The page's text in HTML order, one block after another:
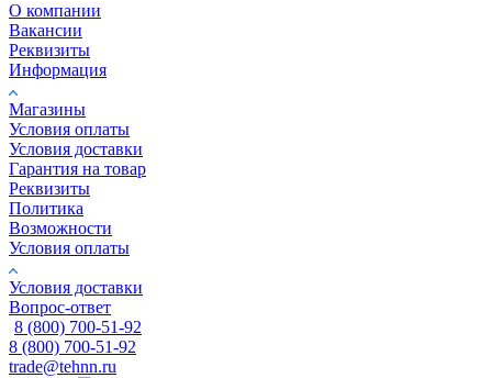
О компании
Вакансии
Реквизиты
Информация
Магазины
Условия оплаты
Условия доставки
Гарантия на товар
Реквизиты
Политика
Возможности
Условия оплаты
Условия доставки
Вопрос-ответ
8 (800) 700-51-92
8 (800) 700-51-92
trade@tehnn.ru